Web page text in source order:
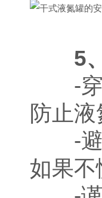
5
-穿戴
防止
-避免
如果